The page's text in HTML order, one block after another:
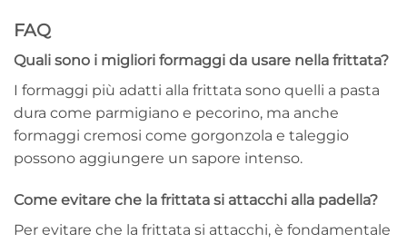
FAQ
Quali sono i migliori formaggi da usare nella frittata?
I formaggi più adatti alla frittata sono quelli a pasta
dura come parmigiano e pecorino, ma anche
formaggi cremosi come gorgonzola e taleggio
possono aggiungere un sapore intenso.
Come evitare che la frittata si attacchi alla padella?
Per evitare che la frittata si attacchi, è fondamentale